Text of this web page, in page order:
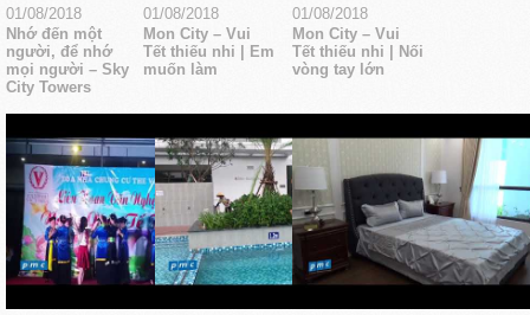
01/08/2018
Nhớ đến một
người, để nhớ
mọi người – Sky
City Towers
01/08/2018
Mon City – Vui
Tết thiếu nhi | Em
muốn làm
01/08/2018
Mon City – Vui
Tết thiếu nhi | Nối
vòng tay lớn